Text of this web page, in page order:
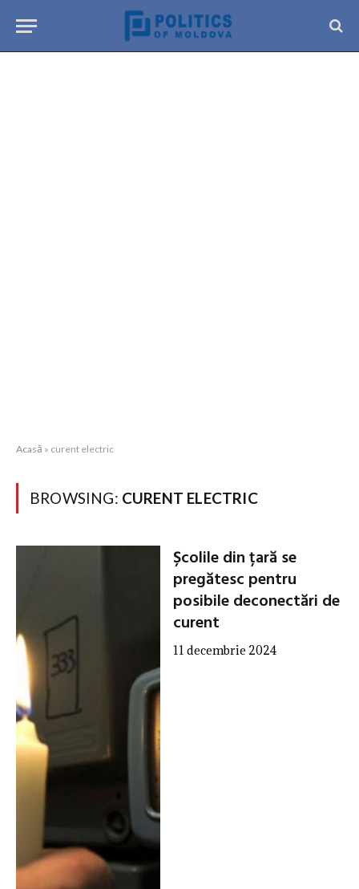
Acasă » curent electric
BROWSING: CURENT ELECTRIC
Școlile din țară se
pregătesc pentru
posibile deconectări de
curent
11 decembrie 2024